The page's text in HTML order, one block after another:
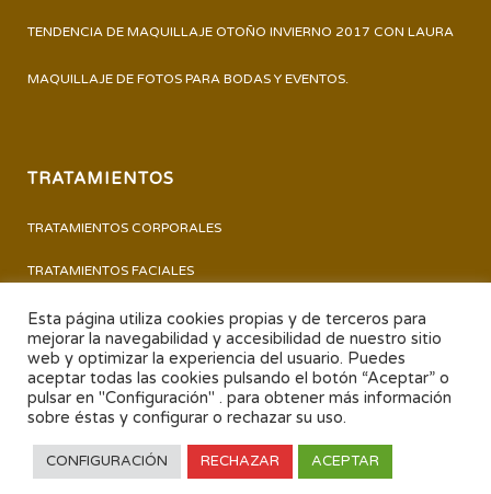
TENDENCIA DE MAQUILLAJE OTOÑO INVIERNO 2017 CON LAURA
MAQUILLAJE DE FOTOS PARA BODAS Y EVENTOS.
TRATAMIENTOS
TRATAMIENTOS CORPORALES
TRATAMIENTOS FACIALES
PERMANENTE Y TINTE DE PESTAÑAS
PEDICURA – MANICURA
TRATAMIENTOS
Esta página utiliza cookies propias y de terceros para
mejorar la navegabilidad y accesibilidad de nuestro sitio
web y optimizar la experiencia del usuario. Puedes
aceptar todas las cookies pulsando el botón “Aceptar” o
pulsar en "Configuración" . para obtener más información
sobre éstas y configurar o rechazar su uso.
CONFIGURACIÓN RECHAZAR ACEPTAR